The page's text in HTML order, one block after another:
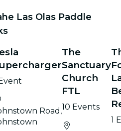
Las Olas Paddle
Road,
The
Sanctuary
Church
FTL
10 Events
1